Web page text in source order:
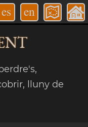
es en
lluny de